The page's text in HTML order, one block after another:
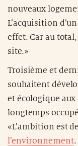
nouveaux
L’acquisition
effet. Car au
site.»
Troisième et
souhaitent
et écologique aux
longtemps
«L’ambition est
l’environnement.